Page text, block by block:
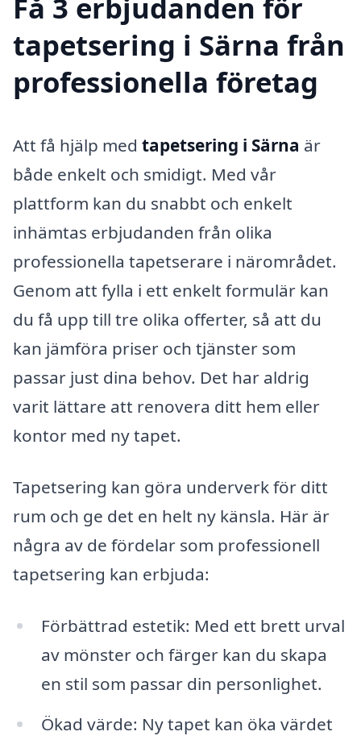
Få 3 erbjudanden för
tapetsering i Särna från
professionella företag
Att få hjälp med tapetsering i Särna är
både enkelt och smidigt. Med vår
plattform kan du snabbt och enkelt
inhämtas erbjudanden från olika
professionella tapetserare i närområdet.
Genom att fylla i ett enkelt formulär kan
du få upp till tre olika offerter, så att du
kan jämföra priser och tjänster som
passar just dina behov. Det har aldrig
varit lättare att renovera ditt hem eller
kontor med ny tapet.
Tapetsering kan göra underverk för ditt
rum och ge det en helt ny känsla. Här är
några av de fördelar som professionell
tapetsering kan erbjuda:
Förbättrad estetik: Med ett brett urval
av mönster och färger kan du skapa
en stil som passar din personlighet.
Ökad värde: Ny tapet kan öka värdet